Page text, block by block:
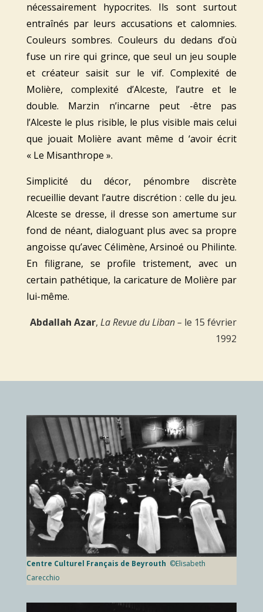
nécessairement hypocrites. Ils sont surtout
entraînés par leurs accusations et calomnies.
Couleurs sombres. Couleurs du dedans d’où
fuse un rire qui grince, que seul un jeu souple
et créateur saisit sur le vif. Complexité de
Molière, complexité d’Alceste, l’autre et le
double. Marzin n’incarne peut -être pas
l’Alceste le plus risible, le plus visible mais celui
que jouait Molière avant même d ‘avoir écrit
« Le Misanthrope ».
Simplicité du décor, pénombre discrète
recueillie devant l’autre discrétion : celle du jeu.
Alceste se dresse, il dresse son amertume sur
fond de néant, dialoguant plus avec sa propre
angoisse qu’avec Célimène, Arsinoé ou Philinte.
En filigrane, se profile tristement, avec un
certain pathétique, la caricature de Molière par
lui-même.
Abdallah Azar,La Revue du Liban – le 15 février
1992
Centre Culturel Français de Beyrouth ©Elisabeth
Carecchio